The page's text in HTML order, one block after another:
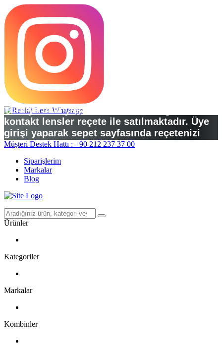
Türkiye’deki yasal düzenlemelere göre
kontakt lensler reçete ile satılmaktadır. Üye
girişi yaparak sepet sayfasında reçetenizi
yükleyebilirsiniz.
Müşteri Destek Hattı : +90 212 237 37 00
Siparişlerim
Markalar
Blog
Ürünler
Kategoriler
Markalar
Kombinler